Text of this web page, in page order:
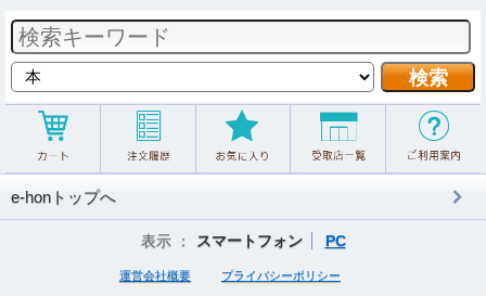
e-honトップへ
表示 ： スマートフォン PC
運営会社概要 プライバシーポリシー